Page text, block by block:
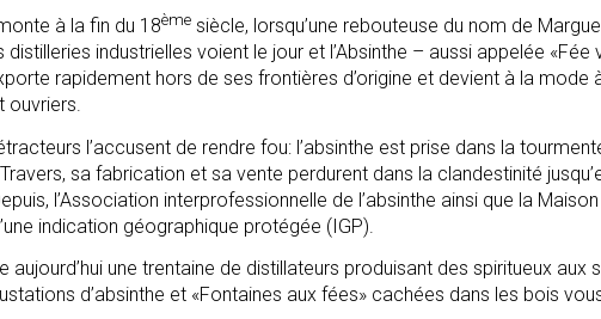
à la fin du 18ème siècle, lorsqu’une rebouteuse du nom de
distilleries industrielles voient le jour et l’Absinthe – aussi appelée «Fée
rapidement hors de ses frontières d’origine et devient à la mode
ouvriers.
l’accusent de rendre fou: l’absinthe est prise dans la
sa fabrication et sa vente perdurent dans la clandestinité
l’Association interprofessionnelle de l’absinthe ainsi que la
indication géographique protégée (IGP).
aujourd’hui une trentaine de distillateurs produisant des spiritueux aux
d’absinthe et «Fontaines aux fées» cachées dans les bois